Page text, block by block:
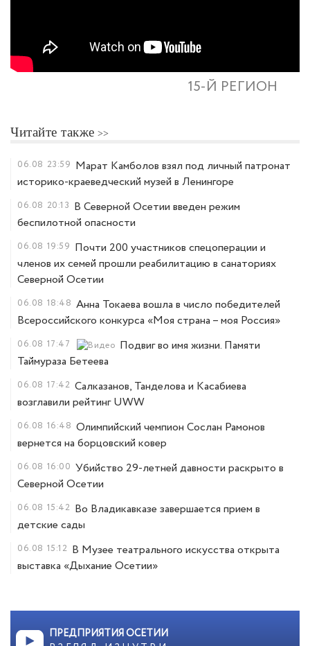
15-Й РЕГИОН
Читайте также
06.08 23:59 Марат Камболов взял под личный патронат
историко-краеведческий музей в Ленингоре
06.08 20:13 В Северной Осетии введен режим
беспилотной опасности
06.08 19:59 Почти 200 участников спецоперации и
членов их семей прошли реабилитацию в санаториях
Северной Осетии
06.08 18:48 Анна Токаева вошла в число победителей
Всероссийского конкурса «Моя страна – моя Россия»
06.08 17:47
Подвиг во имя жизни. Памяти
Таймураза Бетеева
06.08 17:42 Салказанов, Танделова и Касабиева
возглавили рейтинг UWW
06.08 16:48 Олимпийский чемпион Сослан Рамонов
вернется на борцовский ковер
06.08 16:00 Убийство 29-летней давности раскрыто в
Северной Осетии
06.08 15:42 Во Владикавказе завершается прием в
детские сады
06.08 15:12 В Музее театрального искусства открыта
выставка «Дыхание Осетии»
ПРЕДПРИЯТИЯ ОСЕТИИ